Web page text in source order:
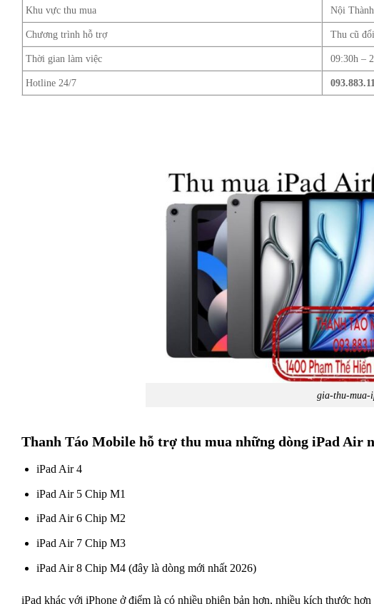
Khu vực thu mua Nội
Chương trình hỗ trợ Thu cũ
Thời gian làm việc 09:30h –
Hotline 24/7
gia-thu-mua-
Thanh Táo Mobile hỗ trợ thu mua những dòng iPad Air
iPad Air 4
iPad Air 5 Chip M1
iPad Air 6 Chip M2
iPad Air 7 Chip M3
iPad Air 8 Chip M4 (đây là dòng mới nhất 2026)
iPad khác với iPhone ở điểm là có nhiều phiên bản hơn, nhiều kích thước